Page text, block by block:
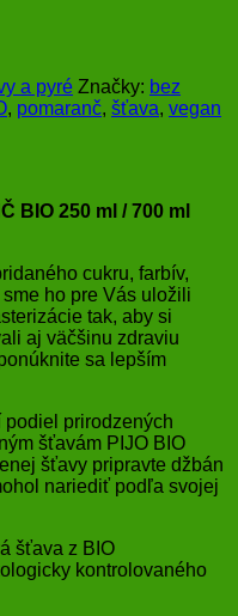
a pyré Značky: bez
, pomaranč, šťava, vegan
BIO 250 ml / 700 ml
cukru, farbív,
ho pre Vás uložili
tak, aby si
aj väčšinu zdraviu
sa lepším
prirodzených
šťavám PIJO BIO
šťavy pripravte džbán
nariediť podľa svojej
šťava z BIO
kontrolovaného